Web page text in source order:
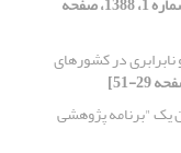
نابرابری در کشورهای
یک "برنامه پژوهشی